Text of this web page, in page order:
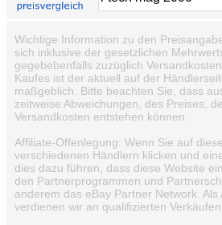
Wichtige Information zu den
sich inklusive der gesetzlichen
gegebebenfalls zuzüglich
Kaufes ist der aktuell auf der
maßgeblich. Bitte beachten Sie, dass
zeitweise Abweichungen, des Preises,
Versandkosten entstehen können.
Affiliate-Offenlegung: Wenn Sie auf
verschiedenen Händlern klicken und
dies dazu führen, dass diese Website
den Partnerprogrammen und
anderem das eBay Partner Network. Als
verdienen wir an qualifizierten Verkäufen.